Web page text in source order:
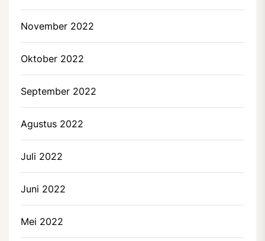
November 2022
Oktober 2022
September 2022
Agustus 2022
Juli 2022
Juni 2022
Mei 2022